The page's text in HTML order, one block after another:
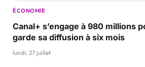
ÉCONOMIE
Canal+ s’engage à 980 millions
garde sa diffusion à six mois
lundi, 27 juillet